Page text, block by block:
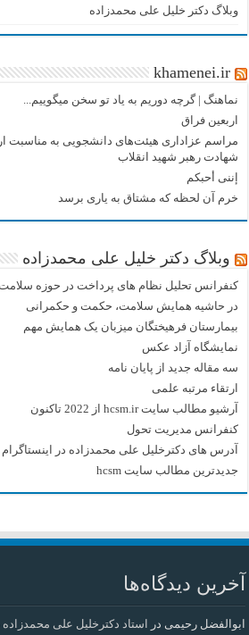
وبلاگ دکتر خلیل علی محمدزاده
khamenei.ir
نماهنگ |‌ گرچه دوریم به یاد تو سخن میگوییم...
اربعین فراق
مراسم عزاداری هیئت‌های دانشجویی به مناسبت
شهادت رهبر شهید انقلاب
إننی أحبکم
خرم آن لحظه که مشتاق به یاری برسد
وبلاگ دکتر خلیل علی محمدزاده
کنفرانس تحلیل نظام های پرداخت در حوزه
در حاشیه همایش سلامت، حکمت و حکمرانی
بیمارستان فرهیختگان میزبان یک همایش مهم
نمایشگاه آزاد عکس
سه مقاله جدید از پایان نامه
ارتقاء مرتبه علمی
آرشیو مطالب سایت hcsm.ir از 2022 تاکنون
کنفرانس مدیریت تحول
آدرس های دکترخلیل علی محمدزاده در اینستاگرام
جدیدترین مطالب سایت hcsm
آخرین دیدگاه‌ها
ابوالفضل رحیمی در
استاد دکترخلیل علی